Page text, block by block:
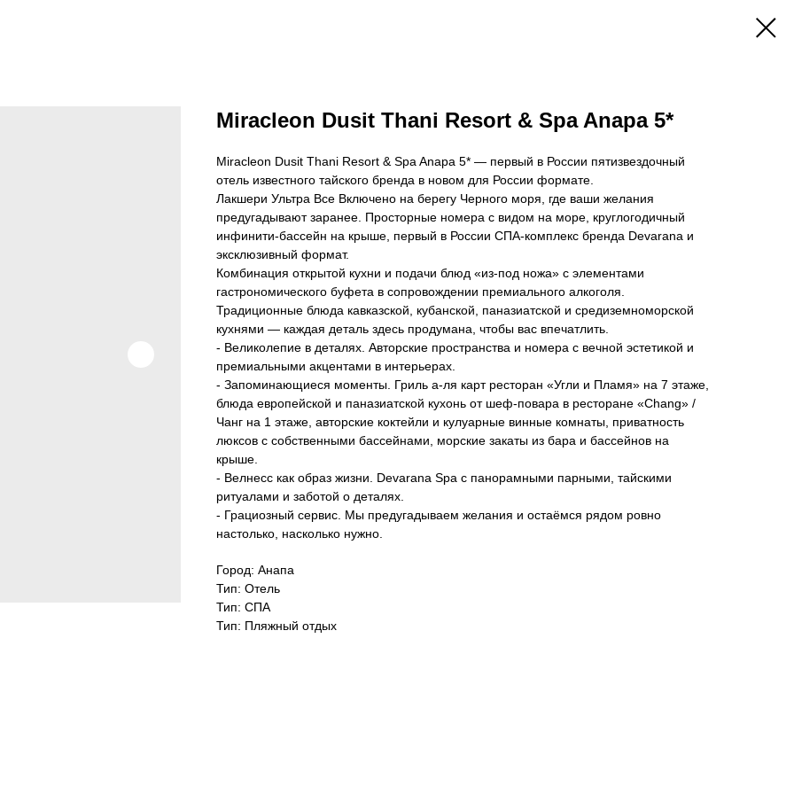
Miracleon Dusit Thani Resort & Spa Anapa 5*
Miracleon Dusit Thani Resort & Spa Anapa 5* — первый в России пятизвездочный
отель известного тайского бренда в новом для России формате.
Лакшери Ультра Все Включено на берегу Черного моря, где ваши желания
предугадывают заранее. Просторные номера с видом на море, круглогодичный
инфинити-бассейн на крыше, первый в России СПА-комплекс бренда Devarana и
эксклюзивный формат.
Комбинация открытой кухни и подачи блюд «из-под ножа» с элементами
гастрономического буфета в сопровождении премиального алкоголя.
Традиционные блюда кавказской, кубанской, паназиатской и средиземноморской
кухнями — каждая деталь здесь продумана, чтобы вас впечатлить.
- Великолепие в деталях. Авторские пространства и номера с вечной эстетикой и
премиальными акцентами в интерьерах.
- Запоминающиеся моменты. Гриль а-ля карт ресторан «Угли и Пламя» на 7 этаже,
блюда европейской и паназиатской кухонь от шеф-повара в ресторане «Chang» /
Чанг на 1 этаже, авторские коктейли и кулуарные винные комнаты, приватность
люксов с собственными бассейнами, морские закаты из бара и бассейнов на
крыше.
- Велнесс как образ жизни. Devarana Spa с панорамными парными, тайскими
ритуалами и заботой о деталях.
- Грациозный сервис. Мы предугадываем желания и остаёмся рядом ровно
настолько, насколько нужно.
Город: Анапа
Тип: Отель
Тип: СПА
Тип: Пляжный отдых